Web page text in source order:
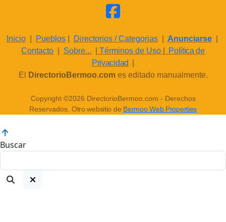
Inicio| Pueblos| Directorios / Categorias| Anunciarse|
Contacto
Sobre... Términos de Uso
Política de
Privacidad
El
DirectorioBermoo.comes editado manualmente.
Copyright ©2026 DirectorioBermoo.com - Derechos
Reservados. Otro websitio de Bermoo Web Properties
Buscar